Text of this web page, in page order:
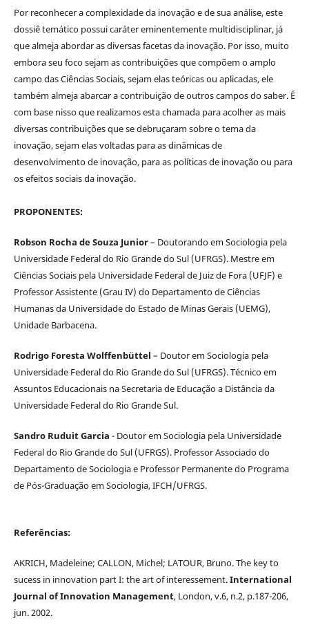
Por reconhecer a complexidade da inovação e de sua análise, este
dossiê temático possui caráter eminentemente multidisciplinar, já
que almeja abordar as diversas facetas da inovação. Por isso, muito
embora seu foco sejam as contribuições que compõem o amplo
campo das Ciências Sociais, sejam elas teóricas ou aplicadas, ele
também almeja abarcar a contribuição de outros campos do saber. É
com base nisso que realizamos esta chamada para acolher as mais
diversas contribuições que se debruçaram sobre o tema da
inovação, sejam elas voltadas para as dinâmicas de
desenvolvimento de inovação, para as políticas de inovação ou para
os efeitos sociais da inovação.
PROPONENTES:
Robson Rocha de Souza Junior– Doutorando em Sociologia pela
Universidade Federal do Rio Grande do Sul (UFRGS). Mestre em
Ciências Sociais pela Universidade Federal de Juiz de Fora (UFJF) e
Professor Assistente (Grau IV) do Departamento de Ciências
Humanas da Universidade do Estado de Minas Gerais (UEMG),
Unidade Barbacena.
Rodrigo Foresta Wolffenbüttel – Doutor em Sociologia pela
Universidade Federal do Rio Grande do Sul (UFRGS). Técnico em
Assuntos Educacionais na Secretaria de Educação a Distância da
Universidade Federal do Rio Grande Sul.
Sandro Ruduit Garcia - Doutor em Sociologia pela Universidade
Federal do Rio Grande do Sul (UFRGS). Professor Associado do
Departamento de Sociologia e Professor Permanente do Programa
de Pós-Graduação em Sociologia, IFCH/UFRGS.
Referências:
AKRICH, Madeleine; CALLON, Michel; LATOUR, Bruno. The key to
sucess in innovation part I: the art of interessement.International
Journal of Innovation Management, London, v.6, n.2, p.187-206,
jun. 2002.